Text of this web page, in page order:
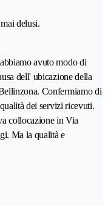
delusi.
avuto modo di
dell' ubicazione della
Confermiamo di
dei servizi ricevuti.
collocazione in Via
Ma la qualità e